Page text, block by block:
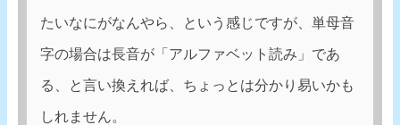
たいなにがなんやら、という感じですが、単母音
字の場合は長音が「アルファベット読み」であ
る、と言い換えれば、ちょっとは分かり易いかも
しれません。